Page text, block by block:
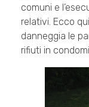
comuni e
relativi. Ecco
danneggia le
rifiuti in